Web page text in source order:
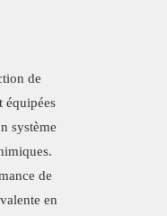
de
équipées
système
de
en